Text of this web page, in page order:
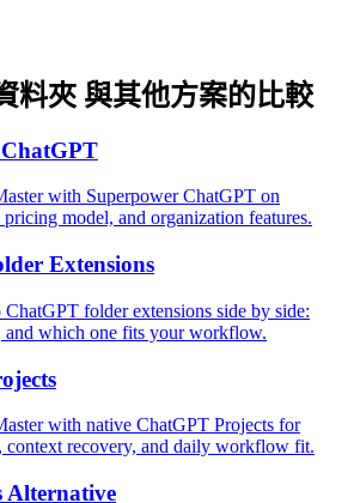
料夾 與其他方案的比較
with Superpower ChatGPT on
model, and organization features.
Extensions
ChatGPT folder extensions side by side:
and which one fits your workflow.
with native ChatGPT Projects for
context recovery, and daily workflow fit.
Alternative